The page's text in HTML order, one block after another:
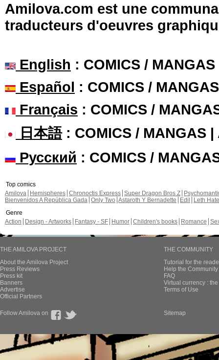
Amilova.com est une
traducteurs d'oeuvres
English : COMICS /
Español : COMICS /
Français : COMICS /
日本語: COMICS / MANGAS |
Русский : COMICS /
Top comics
Amilova
Hemispheres Chronoctis Express Super Dragon Bros Z
Bienvenidos A República Gada Only Two Astaroth Y Bernadette Edil
Leth Hate
Genre
Action
Design - Artworks Fantasy - SF Humor Children's books Romance
THE AMILOVA PROJECT
About the Amilova Project
Press Reviews
Press kit
Banners
Advertise
Official Partners
THE COMMUNITY
Tutorial for the
Help the
FAQ
Virtual currency :
Terms of Use
Follow Amilova on Sitemap